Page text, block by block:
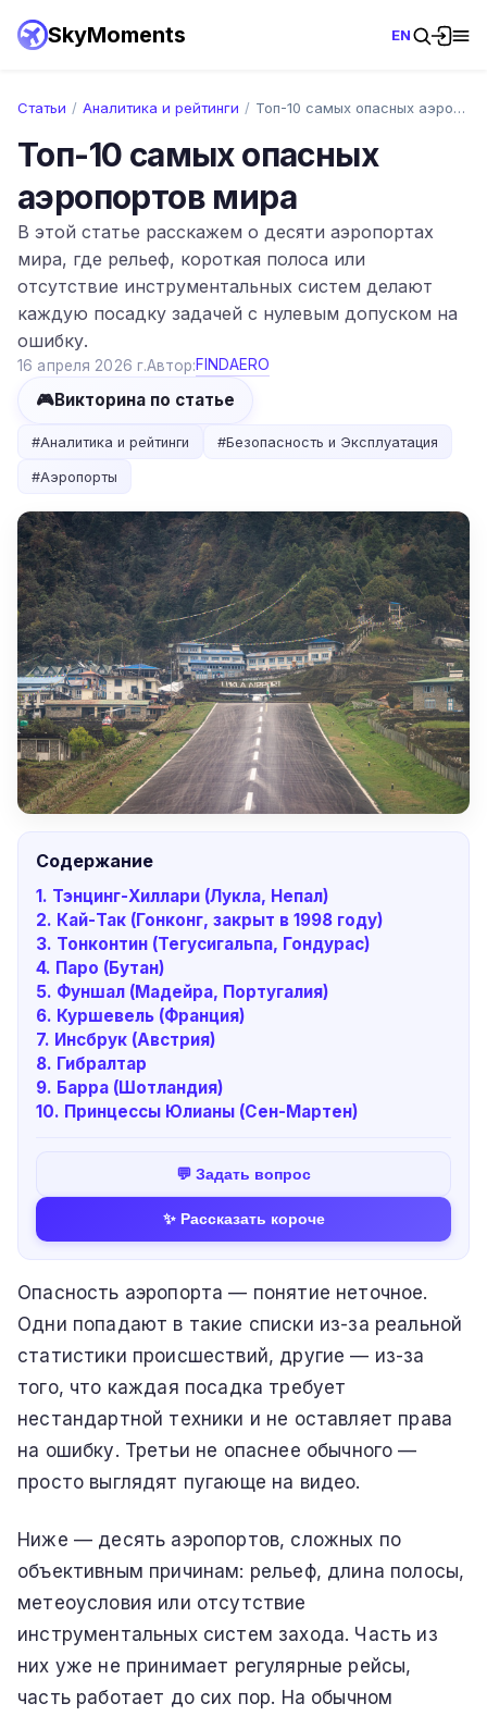
SkyMoments EN
Статьи / Аналитика и рейтинги / Топ-10 самых опасных аэропортов мира
Топ-10 самых опасных
аэропортов мира
В этой статье расскажем о десяти аэропортах
мира, где рельеф, короткая полоса или
отсутствие инструментальных систем делают
каждую посадку задачей с нулевым допуском на
ошибку.
16 апреля 2026 г.Автор:FINDAERO
🎮Викторина по статье
#Аналитика и рейтинги #Безопасность и Эксплуатация
#Аэропорты
Содержание
1. Тэнцинг-Хиллари (Лукла, Непал)
2. Кай-Так (Гонконг, закрыт в 1998 году)
3. Тонконтин (Тегусигальпа, Гондурас)
4. Паро (Бутан)
5. Фуншал (Мадейра, Португалия)
6. Куршевель (Франция)
7. Инсбрук (Австрия)
8. Гибралтар
9. Барра (Шотландия)
10. Принцессы Юлианы (Сен-Мартен)
💬 Задать вопрос
✨ Рассказать короче
Опасность аэропорта — понятие неточное.
Одни попадают в такие списки из-за реальной
статистики происшествий, другие — из-за
того, что каждая посадка требует
нестандартной техники и не оставляет права
на ошибку. Третьи не опаснее обычного —
просто выглядят пугающе на видео.
Ниже — десять аэропортов, сложных по
объективным причинам: рельеф, длина полосы,
метеоусловия или отсутствие
инструментальных систем захода. Часть из
них уже не принимает регулярные рейсы,
часть работает до сих пор. На обычном